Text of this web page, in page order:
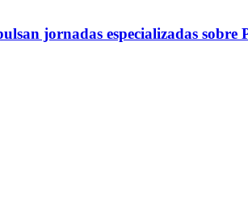
jornadas especializadas sobre